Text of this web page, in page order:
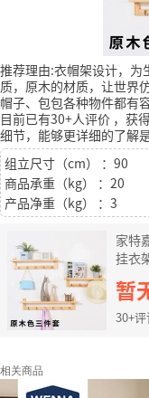
推荐理由:衣帽架设计，为
质，原木的材质，让世界
帽子、包包各种物件都有
目前已有30+人评价 ，获
细节，能够更详细的了解
组立尺寸（cm） ：90
商品承重（kg） ：20
产品净重（kg） ：3
家特
挂衣
件套
暂
30+
相关商品